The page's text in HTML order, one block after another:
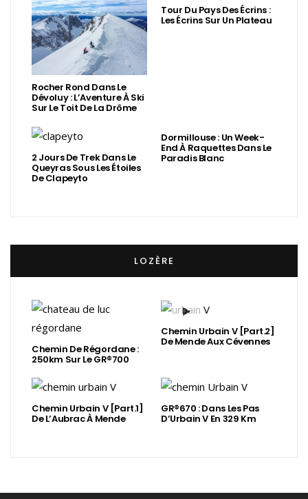
Rocher Rond Dans Le
Dévoluy : L’Aventure À Ski
Sur Le Toit De La Drôme
Tour Du Pays Des Écrins :
Les Écrins Sur Un Plateau
2 Jours De Trek Dans Le
Queyras Sous Les Étoiles
De Clapeyto
Dormillouse : Un Week-
End À Raquettes Dans Le
Paradis Blanc
LOZÈRE
Chemin De Régordane :
250km Sur Le GR®700
Chemin Urbain V [Part.2]
De Mende Aux Cévennes
Chemin Urbain V [Part.1]
De L’Aubrac À Mende
GR®670 : Dans Les Pas
D’Urbain V En 329 Km